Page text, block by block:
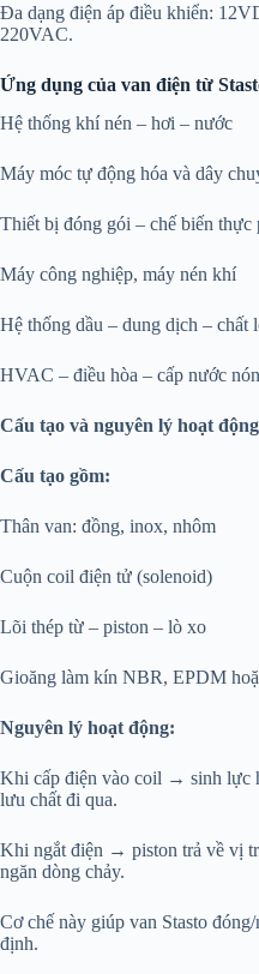
Đa dạng điện áp điều khiển:
220VAC.
Ứng dụng của van điện từ
Hệ thống khí nén – hơi – nước
Máy móc tự động hóa và dây
Thiết bị đóng gói – chế biến thực
Máy công nghiệp, máy nén khí
Hệ thống dầu – dung dịch – chất
HVAC – điều hòa – cấp nước
Cấu tạo và nguyên lý hoạt động
Cấu tạo gồm:
Thân van: đồng, inox, nhôm
Cuộn coil điện tử (solenoid)
Lõi thép từ – piston – lò xo
Gioăng làm kín NBR, EPDM
Nguyên lý hoạt động:
Khi cấp điện vào coil → sinh
lưu chất đi qua.
Khi ngắt điện → piston trả về vị
ngăn dòng chảy.
Cơ chế này giúp van Stasto
định.